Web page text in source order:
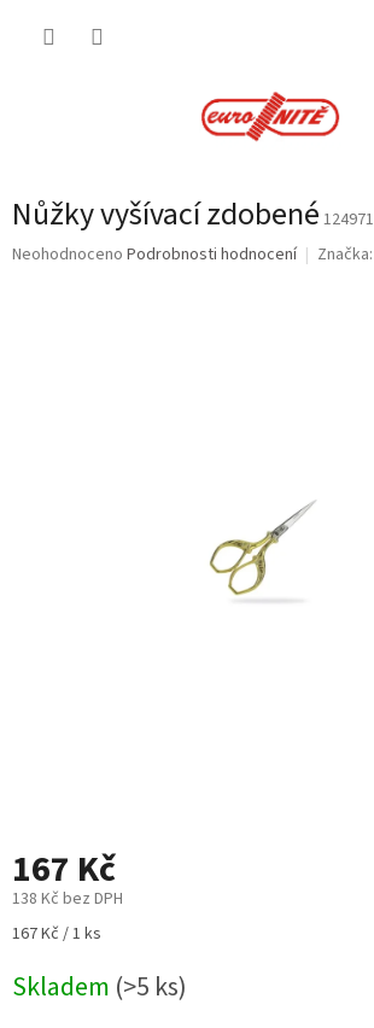
Nůžky vyšívací zdobené
Průměrné
Neohodnoceno Podrobnosti hodnocení Značka:
167 Kč
138 Kč bez DPH
Měrná
167 Kč / 1 ks
Skladem (>5 ks)